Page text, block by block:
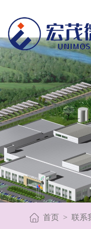
首页> 联系